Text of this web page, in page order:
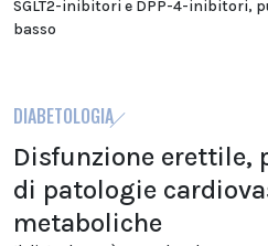
SGLT2-inibitori e DPP-4-inibitori,
basso
DIABETOLOGIA
Disfunzione erettile,
di patologie
metaboliche